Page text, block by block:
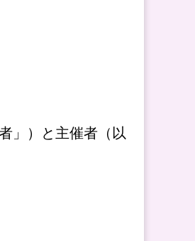
」）と主催者（以